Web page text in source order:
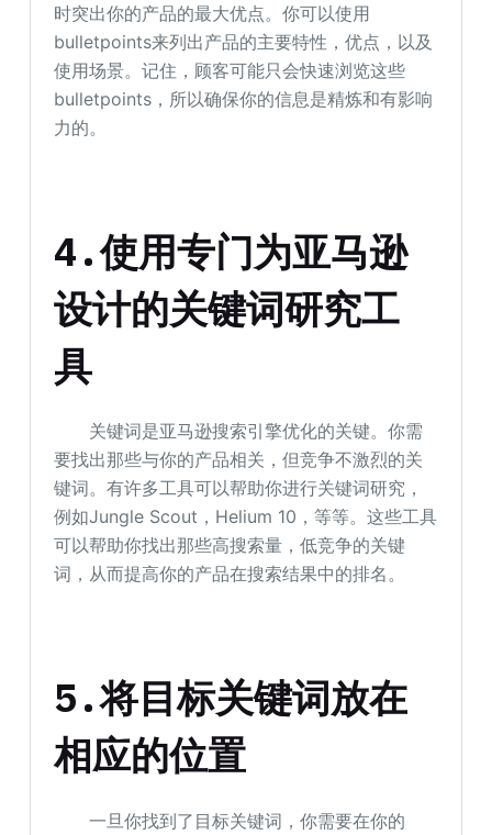
时突出你的产品的最大优点。你可以使用
bulletpoints来列出产品的主要特性，优点，以及
使用场景。记住，顾客可能只会快速浏览这些
bulletpoints，所以确保你的信息是精炼和有影响
力的。
4.使用专门为亚马逊
设计的关键词研究工
具
关键词是亚马逊搜索引擎优化的关键。你需
要找出那些与你的产品相关，但竞争不激烈的关
键词。有许多工具可以帮助你进行关键词研究，
例如Jungle Scout，Helium 10，等等。这些工具
可以帮助你找出那些高搜索量，低竞争的关键
词，从而提高你的产品在搜索结果中的排名。
5.将目标关键词放在
相应的位置
一旦你找到了目标关键词，你需要在你的